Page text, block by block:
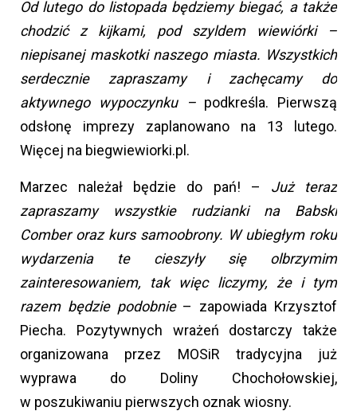
Od lutego do listopada będziemy biegać, a także
chodzić z kijkami, pod szyldem wiewiórki –
niepisanej maskotki naszego miasta. Wszystkich
serdecznie zapraszamy i zachęcamy do
aktywnego wypoczynku – podkreśla. Pierwszą
odsłonę imprezy zaplanowano na 13 lutego.
Więcej na biegwiewiorki.pl.
Marzec należał będzie do pań! – Już teraz
zapraszamy wszystkie rudzianki na Babski
Comber oraz kurs samoobrony. W ubiegłym roku
wydarzenia te cieszyły się olbrzymim
zainteresowaniem, tak więc liczymy, że i tym
razem będzie podobnie – zapowiada Krzysztof
Piecha. Pozytywnych wrażeń dostarczy także
organizowana przez MOSiR tradycyjna już
wyprawa do Doliny Chochołowskiej,
w poszukiwaniu pierwszych oznak wiosny.